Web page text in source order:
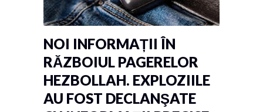
NOI INFORMAȚII ÎN
RĂZBOIUL PAGERELOR
HEZBOLLAH. EXPLOZIILE
AU FOST DECLANŞATE